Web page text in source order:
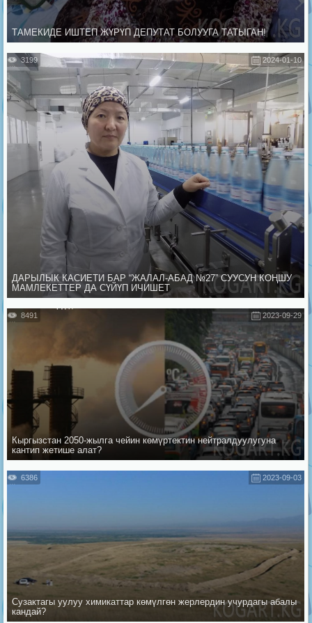
ТАМЕКИДЕ ИШТЕП ЖҮРҮП ДЕПУТАТ БОЛУУГА ТАТЫГАН!
2024-01-10
3199
ДАРЫЛЫК КАСИЕТИ БАР “ЖАЛАЛ-АБАД №27” СУУСУН КОҢШУ
МАМЛЕКЕТТЕР ДА СҮЙҮП ИЧИШЕТ
2023-09-29
8491
Кыргызстан 2050-жылга чейин көмүртектин нейтралдуулугуна
кантип жетише алат?
2023-09-03
6386
Сузактагы уулуу химикаттар көмүлгөн жерлердин учурдагы абалы
кандай?